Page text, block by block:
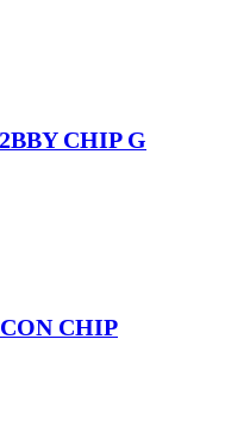
CHIP G
CHIP